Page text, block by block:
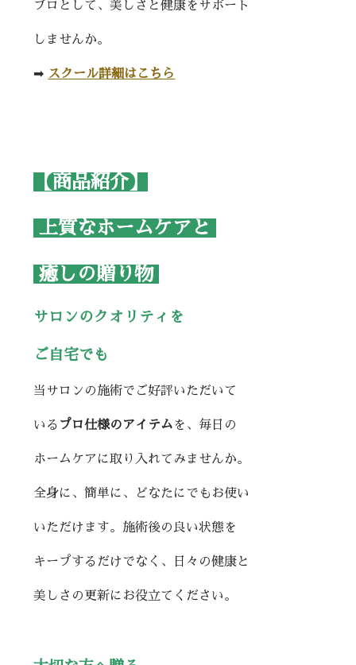
プロとして、美しさと健康をサポート
しませんか。
➡︎ スクール詳細はこちら
【商品紹介】
上質なホームケアと
癒しの贈り物
サロンのクオリティを
ご自宅でも
当サロンの施術でご好評いただいて
いる プロ仕様のアイテム を、毎日の
ホームケアに取り入れてみませんか。
全身に、簡単に、どなたにでもお使い
いただけます。施術後の良い状態を
キープするだけでなく、日々の健康と
美しさの更新にお役立てください。